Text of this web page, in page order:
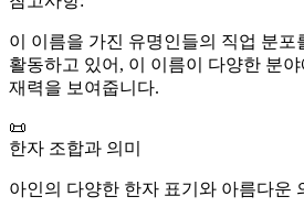
이 이름을 가진 유명인들의 직업 분포
활동하고 있어, 이 이름이 다양한 분
재력을 보여줍니다.
📜
한자 조합과 의미
아인의 다양한 한자 표기와 아름다운